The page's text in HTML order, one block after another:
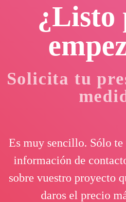
¿Listo
Solicita tu
Es muy sencillo. Sólo te
información de
sobre vuestro proyecto
daros el precio